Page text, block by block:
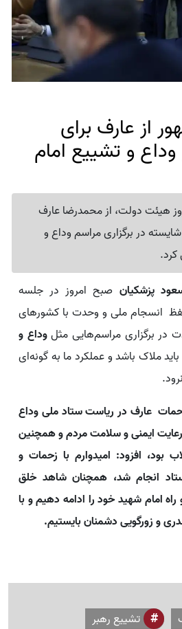
از عارف برای
و تشییع امام
هیئت دولت، از محمدرضا عارف
در برگزاری مراسم وداع و
کرد.
پزشکیان صبح امروز در جلسه
انسجام ملی و وحدت با کشورهای
برگزاری مراسم‌هایی مثلوداع و
ملاک باشد و عملکرد ما به گونه‌ای
عارف در ریاست ستاد ملی وداع
ایمنی و سلامت مردم و همچنین
بود، افزود: امیدوارم با زحمات و
انجام شد، همچنان شاهد خلق
امام شهید خود را ادامه دهیم و با
و زورگویی دشمنان بایستیم.
تشییع رهبر